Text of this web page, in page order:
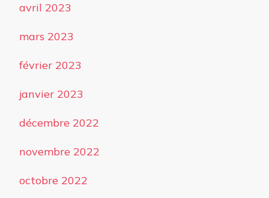
avril 2023
mars 2023
février 2023
janvier 2023
décembre 2022
novembre 2022
octobre 2022